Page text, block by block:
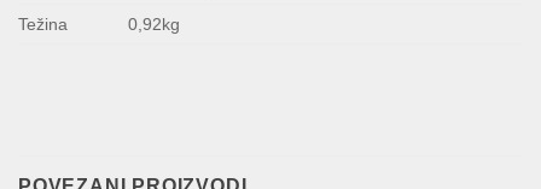
Težina 0,92kg